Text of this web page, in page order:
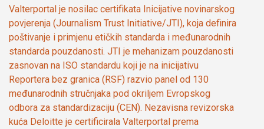
Valterportal je nosilac certifikata Inicijative novinarskog
povjerenja (Journalism Trust Initiative/JTI), koja definira
poštivanje i primjenu etičkih standarda i međunarodnih
standarda pouzdanosti. JTI je mehanizam pouzdanosti
zasnovan na ISO standardu koji je na inicijativu
Reportera bez granica (RSF) razvio panel od 130
međunarodnih stručnjaka pod okriljem Evropskog
odbora za standardizaciju (CEN). Nezavisna revizorska
kuća Deloitte je certificirala Valterportal prema